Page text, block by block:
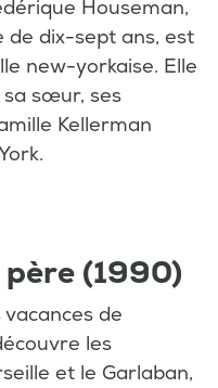
Houseman,
de dix-sept ans, est
new-yorkaise. Elle
sa sœur, ses
Kellerman
père (1990)
de
les
et le Garlaban,